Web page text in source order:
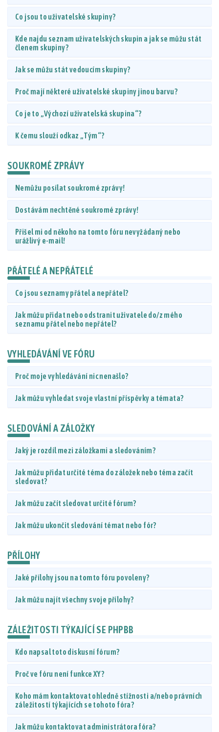
Co jsou to uživatelské skupiny?
Kde najdu seznam uživatelských skupin a jak se můžu stát
členem skupiny?
Jak se můžu stát vedoucím skupiny?
Proč mají některé uživatelské skupiny jinou barvu?
Co je to „Výchozí uživatelská skupina“?
K čemu slouží odkaz „Tým“?
SOUKROMÉ ZPRÁVY
Nemůžu posílat soukromé zprávy!
Dostávám nechtěné soukromé zprávy!
Přišel mi od někoho na tomto fóru nevyžádaný nebo
urážlivý e-mail!
PŘÁTELÉ A NEPŘÁTELÉ
Co jsou seznamy přátel a nepřátel?
Jak můžu přidat nebo odstranit uživatele do/z mého
seznamu přátel nebo nepřátel?
VYHLEDÁVÁNÍ VE FÓRU
Proč moje vyhledávání nic nenašlo?
Jak můžu vyhledat svoje vlastní příspěvky a témata?
SLEDOVÁNÍ A ZÁLOŽKY
Jaký je rozdíl mezi záložkami a sledováním?
Jak můžu přidat určité téma do záložek nebo téma začít
sledovat?
Jak můžu začít sledovat určité fórum?
Jak můžu ukončit sledování témat nebo fór?
PŘÍLOHY
Jaké přílohy jsou na tomto fóru povoleny?
Jak můžu najít všechny svoje přílohy?
ZÁLEŽITOSTI TÝKAJÍCÍ SE PHPBB
Kdo napsal toto diskusní fórum?
Proč ve fóru není funkce XY?
Koho mám kontaktovat ohledně stížnosti a/nebo právních
záležitostí týkajících se tohoto fóra?
Jak můžu kontaktovat administrátora fóra?